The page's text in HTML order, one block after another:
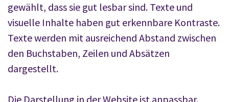
gewählt, dass sie gut lesbar sind. Texte und
visuelle Inhalte haben gut erkennbare Kontraste.
Texte werden mit ausreichend Abstand zwischen
den Buchstaben, Zeilen und Absätzen
dargestellt.
Die Darstellung in der Website ist anpassbar.